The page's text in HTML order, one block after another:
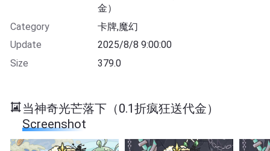
金）
Category
卡牌,魔幻
Update
2025/8/8 9:00:00
Size
379.0
当神奇光芒落下（0.1折疯狂送代金）
Screenshot